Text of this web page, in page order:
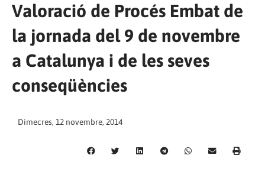
Valoració de Procés Embat de
la jornada del 9 de novembre
a Catalunya i de les seves
conseqüències
Dimecres, 12 novembre, 2014